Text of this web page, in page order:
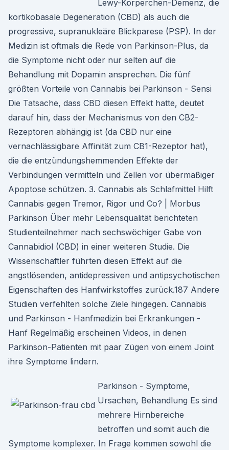
Lewy-Körperchen-Demenz, die
kortikobasale Degeneration (CBD) als auch die
progressive, supranukleäre Blickparese (PSP). In der
Medizin ist oftmals die Rede von Parkinson-Plus, da
die Symptome nicht oder nur selten auf die
Behandlung mit Dopamin ansprechen. Die fünf
größten Vorteile von Cannabis bei Parkinson - Sensi
Die Tatsache, dass CBD diesen Effekt hatte, deutet
darauf hin, dass der Mechanismus von den CB2-
Rezeptoren abhängig ist (da CBD nur eine
vernachlässigbare Affinität zum CB1-Rezeptor hat),
die die entzündungshemmenden Effekte der
Verbindungen vermitteln und Zellen vor übermäßiger
Apoptose schützen. 3. Cannabis als Schlafmittel Hilft
Cannabis gegen Tremor, Rigor und Co? | Morbus
Parkinson Über mehr Lebensqualität berichteten
Studienteilnehmer nach sechswöchiger Gabe von
Cannabidiol (CBD) in einer weiteren Studie. Die
Wissenschaftler führten diesen Effekt auf die
angstlösenden, antidepressiven und antipsychotischen
Eigenschaften des Hanfwirkstoffes zurück.187 Andere
Studien verfehlten solche Ziele hingegen. Cannabis
und Parkinson - Hanfmedizin bei Erkrankungen -
Hanf Regelmäßig erscheinen Videos, in denen
Parkinson-Patienten mit paar Zügen von einem Joint
ihre Symptome lindern.
Parkinson - Symptome,
Ursachen, Behandlung Es sind
mehrere Hirnbereiche
betroffen und somit auch die
Symptome komplexer. In Frage kommen sowohl die